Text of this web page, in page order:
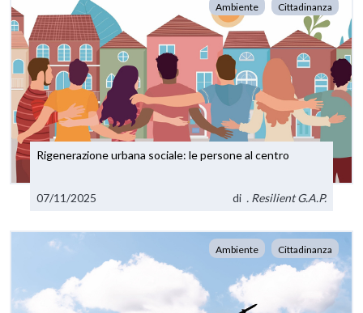
Ambiente Cittadinanza
Rigenerazione urbana sociale: le persone al centro
07/11/2025 di . Resilient G.A.P.
Ambiente Cittadinanza